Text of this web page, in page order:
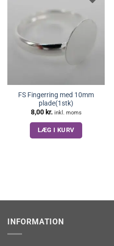
FS Fingerring med 10mm
plade(1stk)
8,00 kr. inkl. moms
LÆG I KURV
INFORMATION